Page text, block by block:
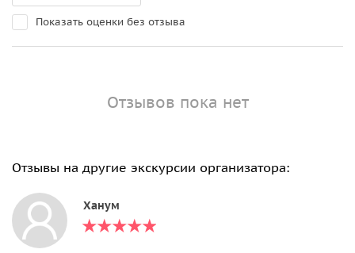
Показать оценки без отзыва
Отзывов пока нет
Отзывы на другие экскурсии организатора:
Ханум